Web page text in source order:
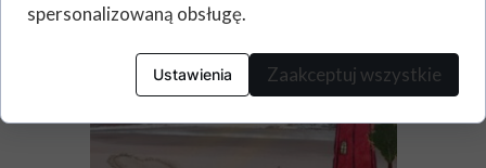
spersonalizowaną obsługę.
Ustawienia Zaakceptuj wszystkie